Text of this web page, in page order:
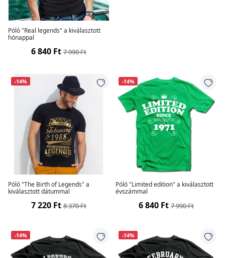
Póló "Real legends" a kiválasztott
hónappal
6 840 Ft 7 990 Ft
-14%
Póló "The Birth of Legends" a
kiválasztott dátummal
7 220 Ft 8 370 Ft
-14%
Póló "Limited edition" a kiválasztott
évszámmal
6 840 Ft 7 990 Ft
-14% -14%